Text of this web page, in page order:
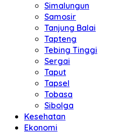
Simalungun
Samosir
Tanjung Balai
Tapteng
Tebing Tinggi
Sergai
Taput
Tapsel
Tobasa
Sibolga
Kesehatan
Ekonomi